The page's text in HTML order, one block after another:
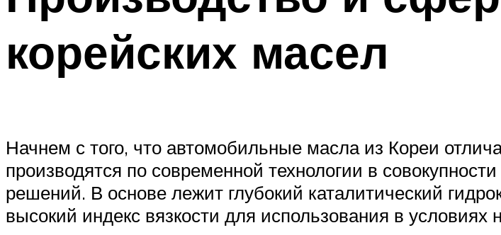
корейских масел
Начнем с того, что автомобильные масла из Кореи
производятся по современной технологии в
решений. В основе лежит глубокий каталитический
высокий индекс вязкости для использования в условиях